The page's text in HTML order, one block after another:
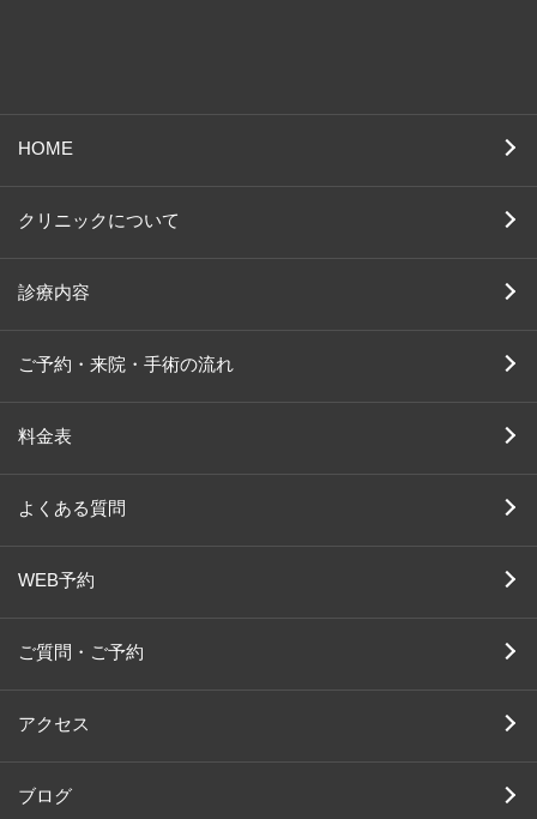
HOME
クリニックについて
診療内容
ご予約・来院・手術の流れ
料金表
よくある質問
WEB予約
ご質問・ご予約
アクセス
ブログ